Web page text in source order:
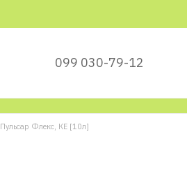
099 030-79-12
Пульсар Флекс, КЕ [10л]